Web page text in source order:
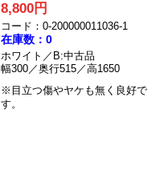
8,800円
コード：0-200000011036-1
在庫数：0
ホワイト／B:中古品
幅300／奥行515／高1650
※目立つ傷やヤケも無く良好で
す。